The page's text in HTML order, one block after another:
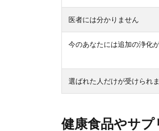
医者には分かりません
今のあなたには追加の浄化
選ばれた人だけが受けられ
健康食品やサ